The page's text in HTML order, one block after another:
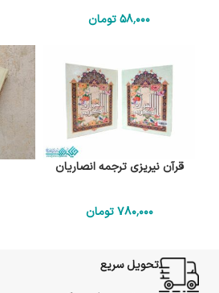
58٬000تومان
قرآن نیریزی ترجمه انصاریان
780٬000 تومان
تحویل سریع